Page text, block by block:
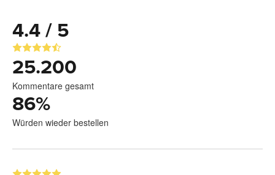
4.4 / 5
25.200
Kommentare gesamt
86%
Würden wieder bestellen